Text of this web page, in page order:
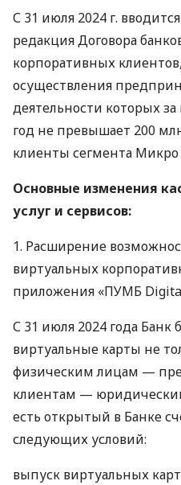
С 31 июля 2024 г.
редакция Договора
корпоративных
осуществления
деятельности которых
год не превышает 200
клиенты сегмента Микро
Основные изменения
услуг и сервисов:
1. Расширение
виртуальных
приложения «ПУМБ
С 31 июля 2024 года Банк
виртуальные карты не
физическим лицам —
клиентам —
есть открытый в Банке
следующих условий:
выпуск виртуальных